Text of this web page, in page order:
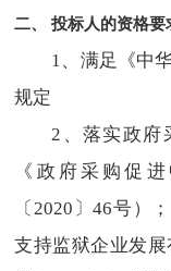
二、 投标人的资格要
1、满足《中
规定
2、落实政府
《政府采购促
〔2020〕46号）
支持监狱企业发